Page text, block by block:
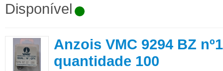
Disponível
Anzois VMC 9294 BZ
quantidade 100